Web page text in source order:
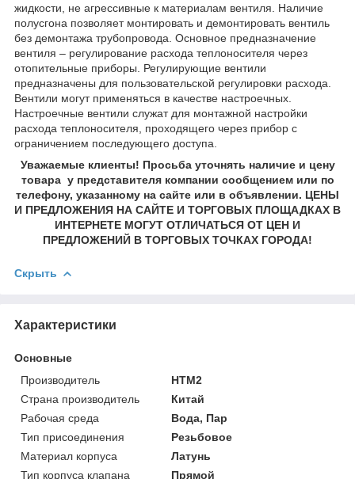
жидкости, не агрессивные к материалам вентиля. Наличие
полусгона позволяет монтировать и демонтировать вентиль
без демонтажа трубопровода. Основное предназначение
вентиля – регулирование расхода теплоносителя через
отопительные приборы. Регулирующие вентили
предназначены для пользовательской регулировки расхода.
Вентили могут применяться в качестве настроечных.
Настроечные вентили служат для монтажной настройки
расхода теплоносителя, проходящего через прибор с
ограничением последующего доступа.
Уважаемые клиенты! Просьба уточнять наличие и цену
товара у представителя компании сообщением или по
телефону, указанному на сайте или в объявлении. ЦЕНЫ
И ПРЕДЛОЖЕНИЯ НА САЙТЕ И ТОРГОВЫХ ПЛОЩАДКАХ В
ИНТЕРНЕТЕ МОГУТ ОТЛИЧАТЬСЯ ОТ ЦЕН И
ПРЕДЛОЖЕНИЙ В ТОРГОВЫХ ТОЧКАХ ГОРОДА!
Скрыть
Характеристики
Основные
Производитель
HTM2
Страна производитель
Китай
Рабочая среда
Вода, Пар
Тип присоединения
Резьбовое
Материал корпуса
Латунь
Тип корпуса клапана
Прямой